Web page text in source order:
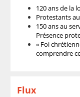
120 ans de la
Protestants
150 ans au
Présence
« Foi
comprendre
Flux